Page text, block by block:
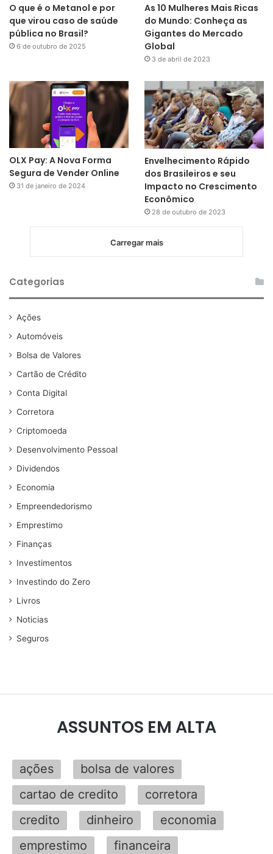
O que é o Metanol e por
que virou caso de saúde
pública no Brasil?
6 de outubro de 2025
As 10 Mulheres Mais Ricas
do Mundo: Conheça as
Gigantes do Mercado
Global
3 de abril de 2023
OLX Pay: A Nova Forma
Segura de Vender Online
31 de janeiro de 2024
Envelhecimento Rápido
dos Brasileiros e seu
Impacto no Crescimento
Econômico
28 de outubro de 2023
Carregar mais
Categorias
Ações
Automóveis
Bolsa de Valores
Cartão de Crédito
Conta Digital
Corretora
Criptomoeda
Desenvolvimento Pessoal
Dividendos
Economia
Empreendedorismo
Emprestimo
Finanças
Investimentos
Investindo do Zero
Livros
Noticias
Seguros
ASSUNTOS EM ALTA
ações
bolsa de valores
cartao de credito
corretora
credito
dinheiro
economia
emprestimo
financeira